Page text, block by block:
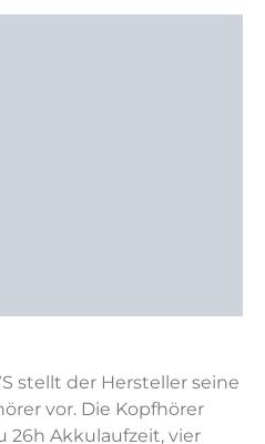
stellt der Hersteller seine
vor. Die Kopfhörer
26h Akkulaufzeit, vier